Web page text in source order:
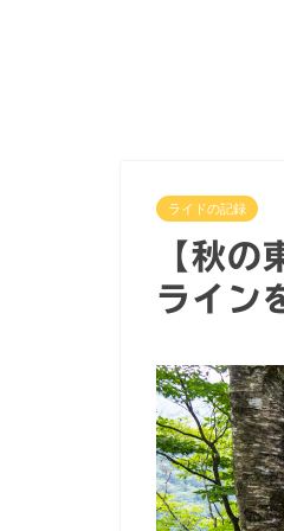
ライドの記録
【秋
ライン